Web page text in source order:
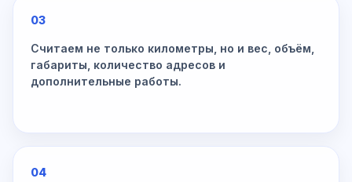
03
Считаем не только километры, но и вес, объём,
габариты, количество адресов и
дополнительные работы.
04